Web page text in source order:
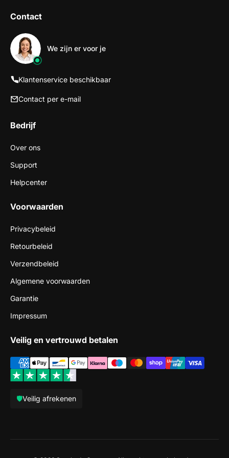
Contact
We zijn er voor je
Klantenservice beschikbaar
Contact per e-mail
Bedrijf
Over ons
Support
Helpcenter
Voorwaarden
Privacybeleid
Retourbeleid
Verzendbeleid
Algemene voorwaarden
Garantie
Impressum
Veilig en vertrouwd betalen
🛡️Veilig afrekenen